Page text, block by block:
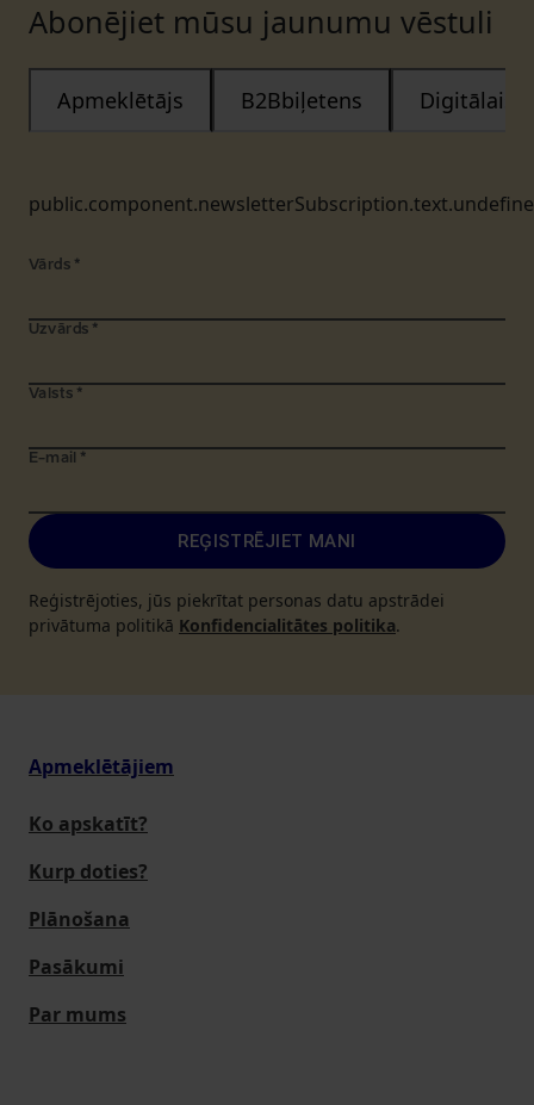
Abonējiet mūsu jaunumu vēstuli
Apmeklētājs B2Bbiļetens Digitālais
Vārds *
Uzvārds *
Valsts *
E-mail *
REĢISTRĒJIET MANI
Reģistrējoties, jūs piekrītat personas datu apstrādei
privātuma politikā Konfidencialitātes politika.
Apmeklētājiem
Ko apskatīt?
Kurp doties?
Plānošana
Pasākumi
Par mums